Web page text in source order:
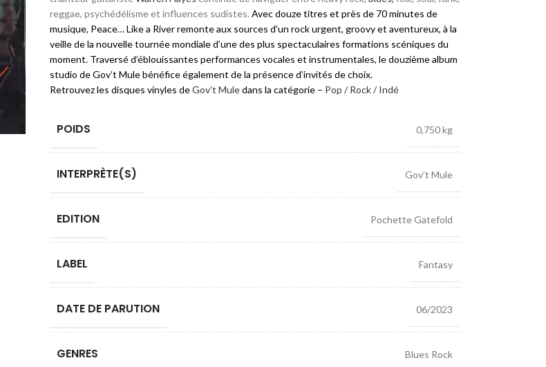
reggae, psychédélisme et influences sudistes. Avec douze titres et près de 70 minutes de
musique, Peace… Like a River remonte aux sources d’un rock urgent, groovy et aventureux, à la
veille de la nouvelle tournée mondiale d’une des plus spectaculaires formations scéniques du
moment. Traversé d’éblouissantes performances vocales et instrumentales, le douzième album
studio de Gov’t Mule bénéfice également de la présence d’invités de choix.
Retrouvez les disques vinyles deGov’t Muledans la catégorie – Pop / Rock / Indé
POIDS 0,750 kg
INTERPRÈTE(S) Gov’t Mule
EDITION Pochette Gatefold
LABEL Fantasy
DATE DE PARUTION 06/2023
GENRES Blues Rock